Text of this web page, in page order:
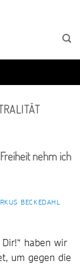
nehm ich
BECKEDAHL
haben wir
um gegen die